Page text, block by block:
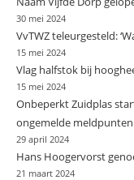
30 mei 2024
VvTWZ teleurgesteld:
15 mei 2024
Vlag halfstok bij
15 mei 2024
Onbeperkt Zuidplas
ongemelde meldpunten
29 april 2024
Hans Hoogervorst
21 maart 2024